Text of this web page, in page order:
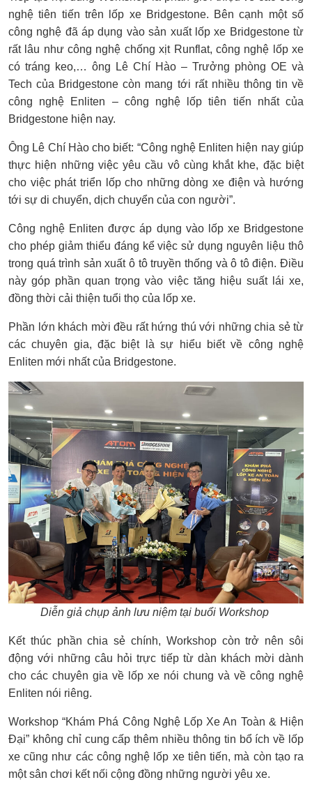
nghệ tiên tiến trên lốp xe Bridgestone. Bên cạnh một số
công nghệ đã áp dụng vào sản xuất lốp xe Bridgestone từ
rất lâu như công nghệ chống xịt Runflat, công nghệ lốp xe
có tráng keo,… ông Lê Chí Hào – Trưởng phòng OE và
Tech của Bridgestone còn mang tới rất nhiều thông tin về
công nghệ Enliten – công nghệ lốp tiên tiến nhất của
Bridgestone hiện nay.
Ông Lê Chí Hào cho biết: “Công nghệ Enliten hiện nay giúp
thực hiện những việc yêu cầu vô cùng khắt khe, đặc biệt
cho việc phát triển lốp cho những dòng xe điện và hướng
tới sự di chuyển, dịch chuyển của con người”.
Công nghệ Enliten được áp dụng vào lốp xe Bridgestone
cho phép giảm thiểu đáng kể việc sử dụng nguyên liệu thô
trong quá trình sản xuất ô tô truyền thống và ô tô điện. Điều
này góp phần quan trọng vào việc tăng hiệu suất lái xe,
đồng thời cải thiện tuổi thọ của lốp xe.
Phần lớn khách mời đều rất hứng thú với những chia sẻ từ
các chuyên gia, đặc biệt là sự hiểu biết về công nghệ
Enliten mới nhất của Bridgestone.
Diễn giả chụp ảnh lưu niệm tại buổi Workshop
Kết thúc phần chia sẻ chính, Workshop còn trở nên sôi
động với những câu hỏi trực tiếp từ dàn khách mời dành
cho các chuyên gia về lốp xe nói chung và về công nghệ
Enliten nói riêng.
Workshop “Khám Phá Công Nghệ Lốp Xe An Toàn & Hiện
Đại” không chỉ cung cấp thêm nhiều thông tin bổ ích về lốp
xe cũng như các công nghệ lốp xe tiên tiến, mà còn tạo ra
một sân chơi kết nối cộng đồng những người yêu xe.